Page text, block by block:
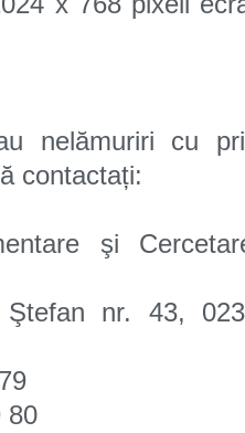
contactați:
80